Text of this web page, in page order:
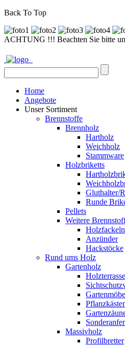
Back To Top
ACHTUNG !!! Beachten Sie bitte
Home
Angebote
Unser Sortiment
Brennstoffe
Brennholz
Hartholz
Weichholz
Stammware
Holzbriketts
Gluthalter/
Runde
Pellets
Weitere
Anzünder
Hackstöcke
Rund ums Holz
Gartenholz
Massivholz
Profilbretter